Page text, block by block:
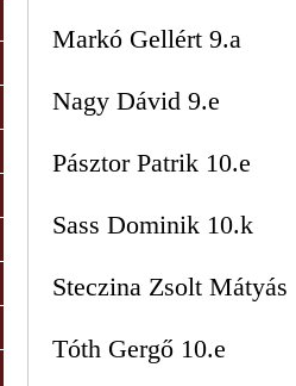
Markó Gellért 9.a
Nagy Dávid 9.e
Pásztor Patrik 10.e
Sass Dominik 10.k
Steczina Zsolt Mátyás
Tóth Gergő 10.e